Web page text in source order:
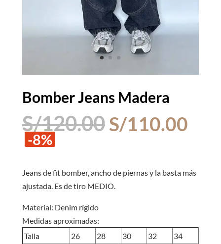
Bomber Jeans Madera
S/120.00 El
precio
S/120.00.
S/110.00El
S/
-8%
Jeans de fit bomber, ancho de piernas y la basta más
ajustada. Es de tiro MEDIO.
Material: Denim rígido
Medidas aproximadas:
Talla
26 28 30 32
34